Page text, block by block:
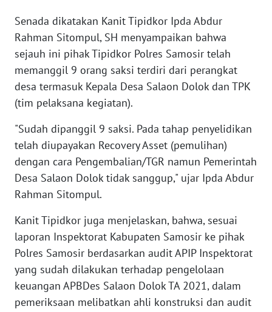
Senada dikatakan Kanit Tipidkor Ipda Abdur
Rahman Sitompul, SH menyampaikan bahwa
sejauh ini pihak Tipidkor Polres Samosir telah
memanggil 9 orang saksi terdiri dari perangkat
desa termasuk Kepala Desa Salaon Dolok dan TPK
(tim pelaksana kegiatan).
"Sudah dipanggil 9 saksi. Pada tahap penyelidikan
telah diupayakan Recovery Asset (pemulihan)
dengan cara Pengembalian/TGR namun Pemerintah
Desa Salaon Dolok tidak sanggup," ujar Ipda Abdur
Rahman Sitompul.
Kanit Tipidkor juga menjelaskan, bahwa, sesuai
laporan Inspektorat Kabupaten Samosir ke pihak
Polres Samosir berdasarkan audit APIP Inspektorat
yang sudah dilakukan terhadap pengelolaan
keuangan APBDes Salaon Dolok TA 2021, dalam
pemeriksaan melibatkan ahli konstruksi dan audit
WN
SULTENG
SULBAR
WN
WN
SUMBAR
WN
WN
BENGKULU
WN
LAMPUNG